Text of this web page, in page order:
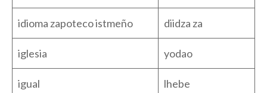
idioma zapoteco istmeño diidza za
iglesia yodao
igual lhebe